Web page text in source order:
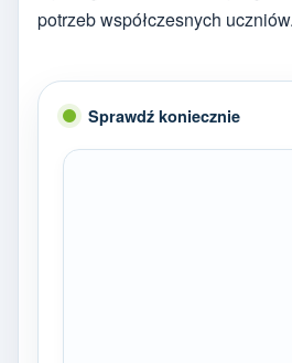
potrzeb współczesnych uczniów.
Sprawdź koniecznie